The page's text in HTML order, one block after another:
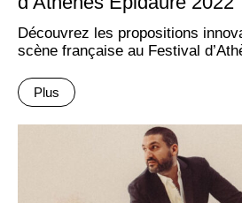
Découvrez les propositions
scène française au Festival
Plus